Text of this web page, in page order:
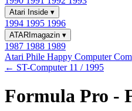
Atari Inside ▾
1994 1995 1996
ATARImagazin ▾
1987 1988 1989
Atari Phile Happy Computer
← ST-Computer 11 / 1995
Formula Pro -